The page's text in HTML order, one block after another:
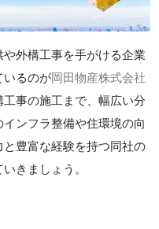
外構工事を手がける企業
いるのが岡田物産株式会社
事の施工まで、幅広い分
ンフラ整備や住環境の向
と豊富な経験を持つ同社の
きましょう。